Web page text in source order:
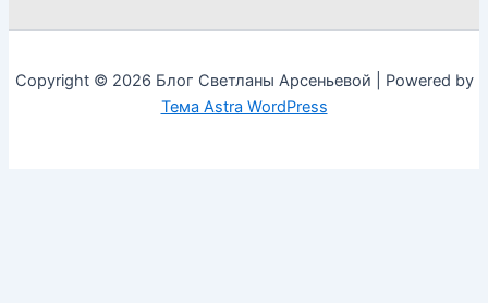
Copyright © 2026 Блог Светланы Арсеньевой | Powered by
Тема Astra WordPress